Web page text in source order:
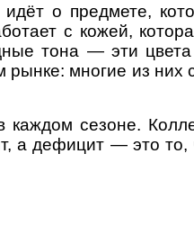
о предмете,
с кожей,
тона — эти
многие из них
сезоне.
а дефицит — это то,